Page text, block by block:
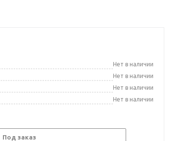
Нет в наличии
Нет в наличии
Нет в наличии
Нет в наличии
Под заказ